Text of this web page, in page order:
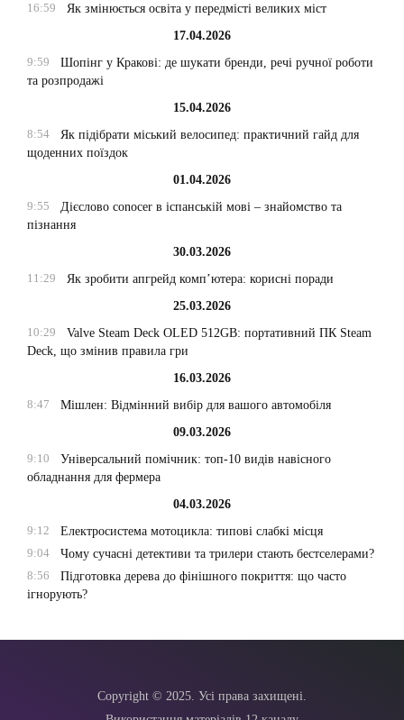
16:59
Як змінюється освіта у передмісті великих міст
17.04.2026
9:59
Шопінг у Кракові: де шукати бренди, речі ручної роботи
та розпродажі
15.04.2026
8:54
Як підібрати міський велосипед: практичний гайд для
щоденних поїздок
01.04.2026
9:55
Дієслово conocer в іспанській мові – знайомство та
пізнання
30.03.2026
11:29
Як зробити апгрейд комп’ютера: корисні поради
25.03.2026
10:29
Valve Steam Deck OLED 512GB: портативний ПК Steam
Deck, що змінив правила гри
16.03.2026
8:47
Мішлен: Відмінний вибір для вашого автомобіля
09.03.2026
9:10
Універсальний помічник: топ-10 видів навісного
обладнання для фермера
04.03.2026
9:12
Електросистема мотоцикла: типові слабкі місця
9:04
Чому сучасні детективи та трилери стають бестселерами?
8:56
Підготовка дерева до фінішного покриття: що часто
ігнорують?
Copyright © 2025. Усі права захищені.